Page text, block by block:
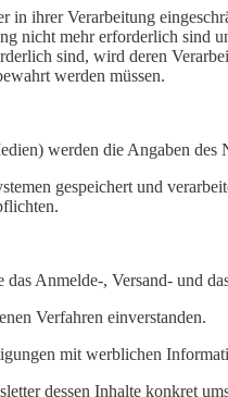
ihrer Verarbeitung
nicht mehr erforderlich sind
sind, wird deren
werden müssen.
werden die Angaben
gespeichert und
Anmelde-, Versand- und
Verfahren einverstanden.
mit werblichen
dessen Inhalte konkret